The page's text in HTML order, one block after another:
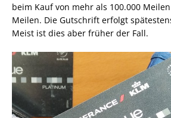
beim Kauf von mehr als 100.000
Meilen. Die Gutschrift erfolgt
Meist ist dies aber früher der Fall.